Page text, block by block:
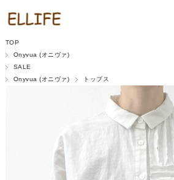
TOP
Onyvua (オニヴァ)
SALE
Onyvua (オニヴァ)
トップス